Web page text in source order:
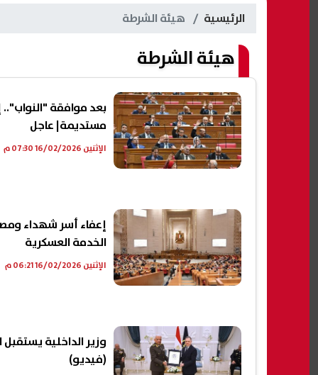
الرئيسية هيئة الشرطة
هيئة الشرطة
بعد موافقة "النواب"..
مستديمة| عاجل
الإثنين 16/02/2026 07:30 م
إعفاء أسر شهداء
الخدمة العسكرية
الإثنين 16/02/2026 06:21 م
وزير الداخلية
(فيديو)